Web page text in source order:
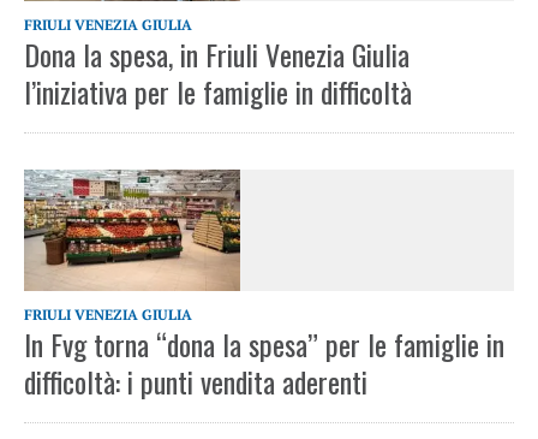
FRIULI VENEZIA GIULIA
Dona la spesa, in Friuli Venezia Giulia
l’iniziativa per le famiglie in difficoltà
FRIULI VENEZIA GIULIA
In Fvg torna “dona la spesa” per le famiglie in
difficoltà: i punti vendita aderenti